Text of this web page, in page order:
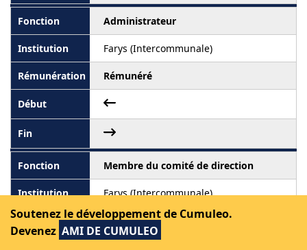
Administrateur
Farys (Intercommunale)
Rémunéré
Membre du comité de direction
Farys (Intercommunale)
Rémunéré
Soutenez le développement de Cumuleo.
Devenez AMI DE CUMULEO